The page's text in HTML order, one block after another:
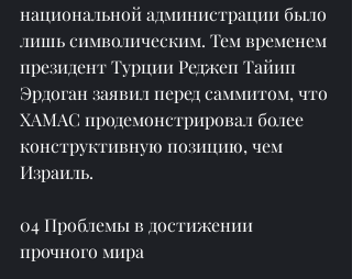
национальной администрации было
лишь символическим. Тем временем
президент Турции Реджеп Тайип
Эрдоган заявил перед саммитом, что
ХАМАС продемонстрировал более
конструктивную позицию, чем
Израиль.
04 Проблемы в достижении
прочного мира